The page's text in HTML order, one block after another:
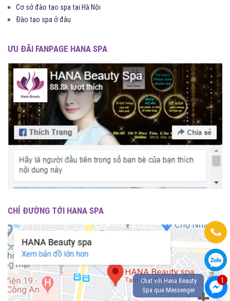
Cơ sở đào tạo spa tại Hà Nội
Đào tạo spa ở đâu
ƯU ĐÃI FANPAGE HANA SPA
CHỈ ĐƯỜNG TỚI HANA SPA
1
Chat với Hana Beauty
Spa qua Messenger